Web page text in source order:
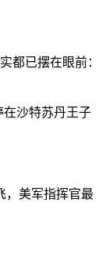
都已摆在眼前：
在沙特苏丹王子
，美军指挥官最